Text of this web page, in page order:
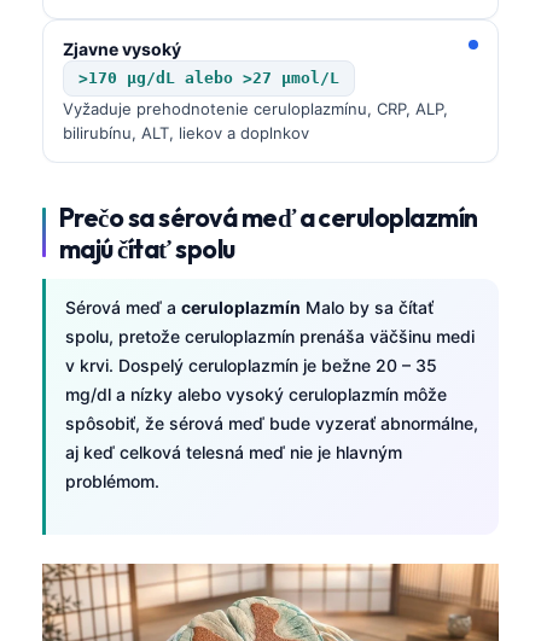
Zjavne vysoký
>170 µg/dL alebo >27 µmol/L
Vyžaduje prehodnotenie ceruloplazmínu, CRP, ALP,
bilirubínu, ALT, liekov a doplnkov
Prečo sa sérová meď a ceruloplazmín
majú čítať spolu
Sérová meď a ceruloplazmín Malo by sa čítať
spolu, pretože ceruloplazmín prenáša väčšinu medi
v krvi. Dospelý ceruloplazmín je bežne 20 – 35
mg/dl a nízky alebo vysoký ceruloplazmín môže
spôsobiť, že sérová meď bude vyzerať abnormálne,
aj keď celková telesná meď nie je hlavným
problémom.